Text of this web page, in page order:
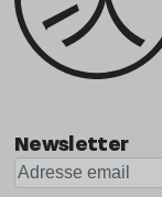
Newsletter